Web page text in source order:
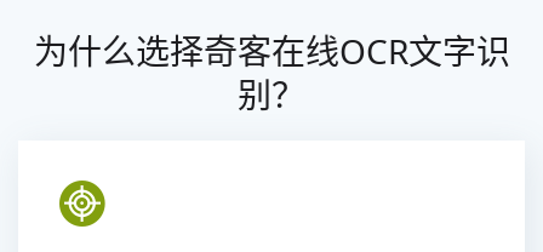
为什么选择奇客在线OCR文字识
别？